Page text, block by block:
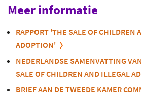
Meer informatie
RAPPORT 'THE SALE OF CHILDREN
ADOPTION'
NEDERLANDSE SAMENVATTING
SALE OF CHILDREN AND ILLEGAL
BRIEF AAN DE TWEEDE KAMER